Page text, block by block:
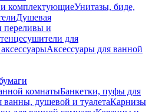
комплектующиеУнитазы, биде,
Душевая
переливы и
для
Аксессуары для ванной
комнатыБанкетки, пуфы для
ванны, душевой и туалетаКарнизы